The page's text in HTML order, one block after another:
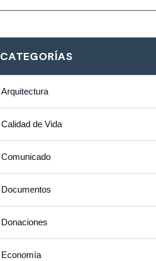
CATEGORÍAS
Arquitectura
Calidad de Vida
Comunicado
Documentos
Donaciones
Economía